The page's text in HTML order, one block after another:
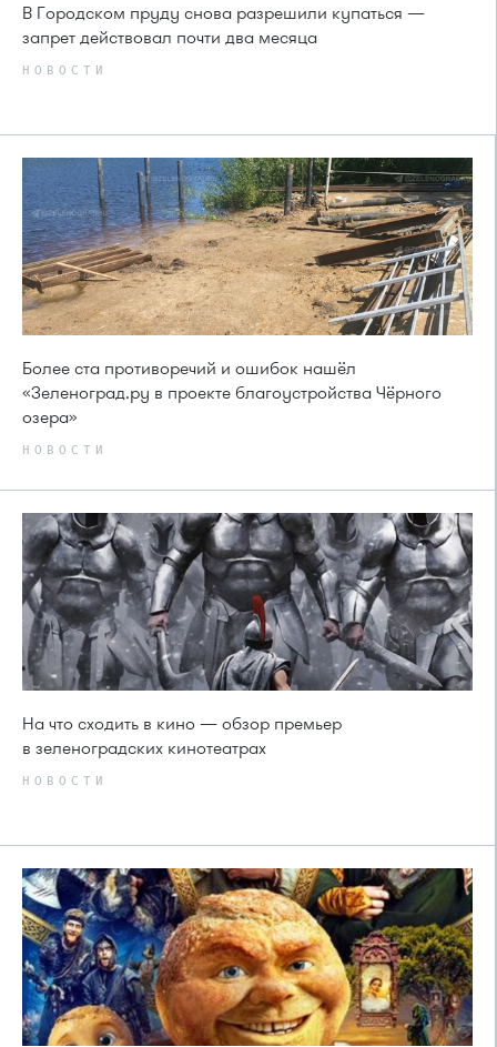
В Городском пруду снова разрешили купаться —
запрет действовал почти два месяца
НОВОСТИ
Более ста противоречий и ошибок нашёл
«Зеленоград.ру в проекте благоустройства Чёрного
озера»
НОВОСТИ
На что сходить в кино — обзор премьер
в зеленоградских кинотеатрах
НОВОСТИ